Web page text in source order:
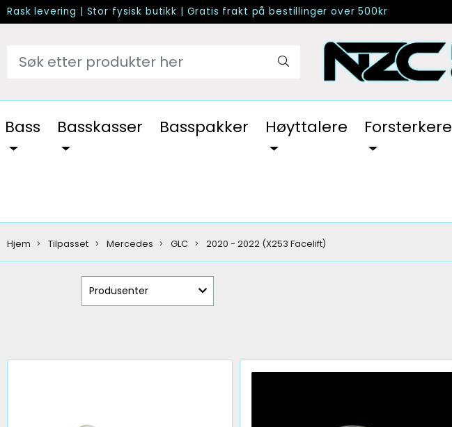
Rask levering | Stor fysisk butikk | Gratis frakt på bestillinger over 500kr
Bass Basskasser Basspakker Høyttalere Forsterkere
Hjem Tilpasset Mercedes GLC 2020 - 2022 (X253 Facelift)
Produsenter